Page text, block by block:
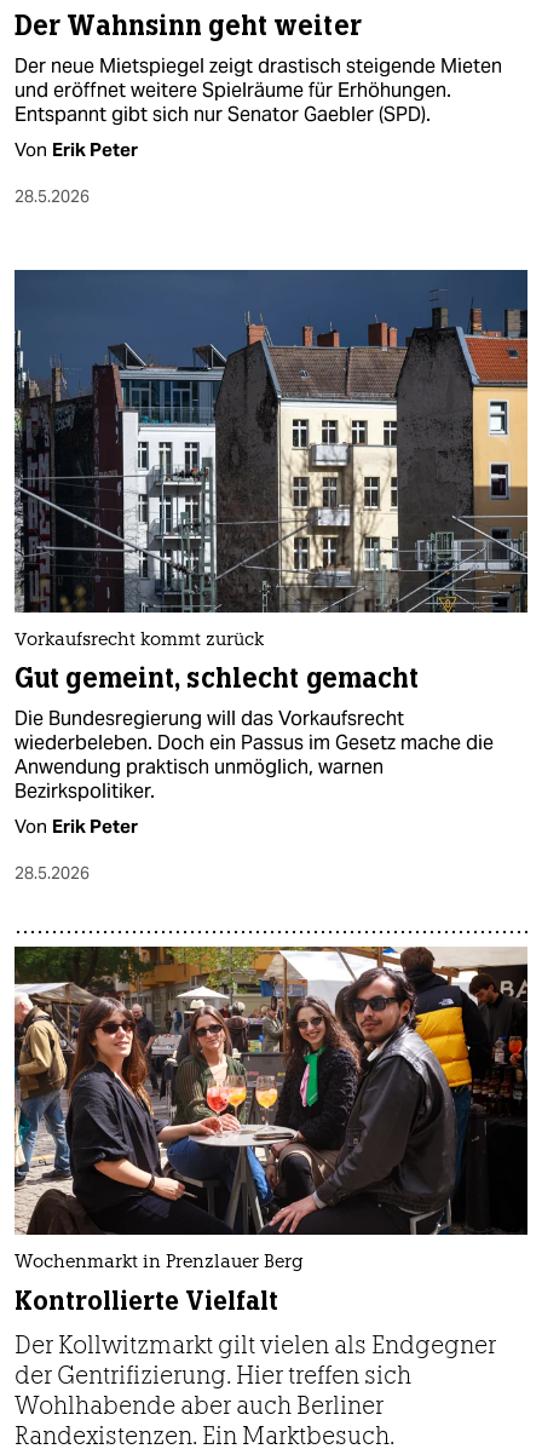
Der Wahnsinn geht weiter
Der neue Mietspiegel zeigt drastisch steigende Mieten
und eröffnet weitere Spielräume für Erhöhungen.
Entspannt gibt sich nur Senator Gaebler (SPD).
Von Erik Peter
28.5.2026
Vorkaufsrecht kommt zurück
Gut gemeint, schlecht gemacht
Die Bundesregierung will das Vorkaufsrecht
wiederbeleben. Doch ein Passus im Gesetz mache die
Anwendung praktisch unmöglich, warnen
Bezirkspolitiker.
Von Erik Peter
28.5.2026
Wochenmarkt in Prenzlauer Berg
Kontrollierte Vielfalt
Der Kollwitzmarkt gilt vielen als Endgegner
der Gentrifizierung. Hier treffen sich
Wohlhabende aber auch Berliner
Randexistenzen. Ein Marktbesuch.